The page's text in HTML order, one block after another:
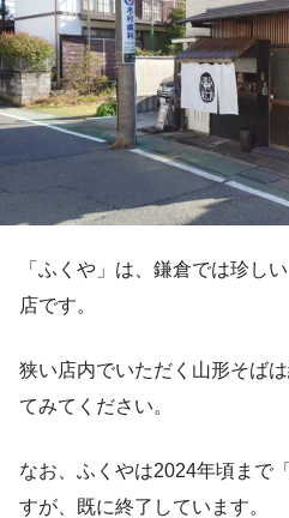
「ふくや」は、鎌倉では珍し
店です。
狭い店内でいただく山形そば
てみてください。
なお、ふくやは2024年頃まで
すが、既に終了しています。